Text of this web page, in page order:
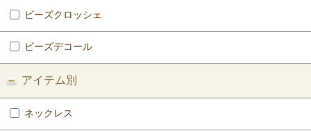
ビーズクロッシェ
ビーズデコール
アイテム別
ネックレス